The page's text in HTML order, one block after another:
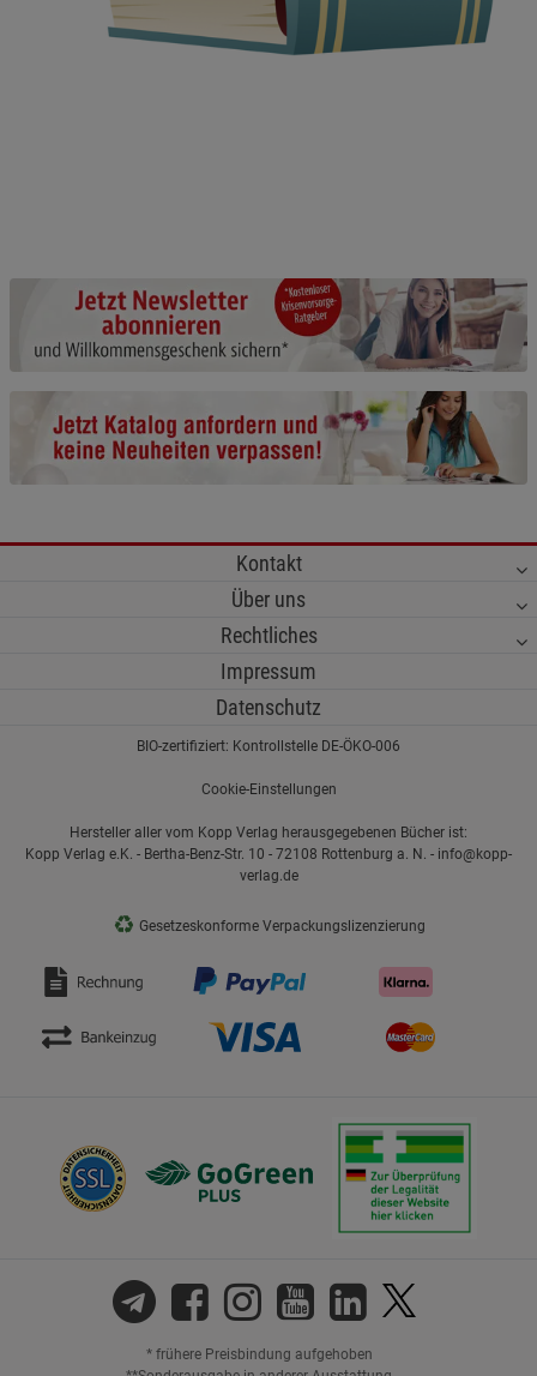
Kontakt
Über uns
Rechtliches
Impressum
Datenschutz
BIO-zertifiziert: Kontrollstelle DE-ÖKO-006
Cookie-Einstellungen
Hersteller aller vom Kopp Verlag herausgegebenen Bücher ist:
Kopp Verlag e.K. - Bertha-Benz-Str. 10 - 72108 Rottenburg a. N. - info@kopp-
verlag.de
♻ Gesetzeskonforme Verpackungslizenzierung
* frühere Preisbindung aufgehoben
Beschreibung Notwendige Cookies
Cookie-Informationenanzeigen
Funktionale Cookies (1) Funktionale
Beschreibung Funktionale Cookies
anzeigen
Statistik Cookies (2) Statistik Cookies
Beschreibung Statistik Cookies
Cookie-Informationen
Marketing Cookies (3)
Datenschutzerklärung Impressum